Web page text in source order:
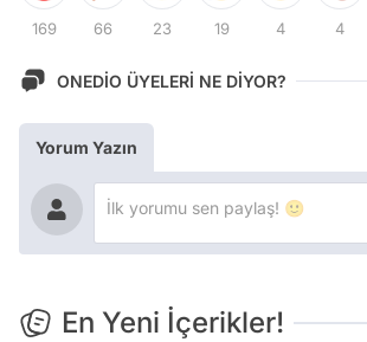
169 66 23 19 4 4
ONEDİO ÜYELERİ NE DİYOR?
Yorum Yazın
En Yeni İçerikler!